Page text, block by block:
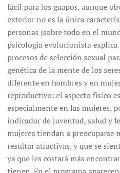
fácil para los guapos, aunque
exterior no es la única
personas (sobre todo en el
psicología evolucionista
procesos de selección sexual
genética de la mente de los
diferente en hombres y en
reproductivo: el aspecto físico
especialmente en las mujeres,
indicador de juventud, salud y
mujeres tiendan a preocuparse
resultar atractivas, y que se
ya que les costará más